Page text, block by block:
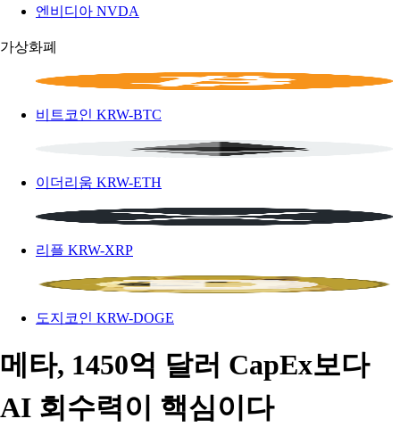
엔비디아 NVDA
가상화폐
비트코인 KRW-BTC
이더리움 KRW-ETH
리플 KRW-XRP
도지코인 KRW-DOGE
메타, 1450억 달러 CapEx보다
AI 회수력이 핵심이다